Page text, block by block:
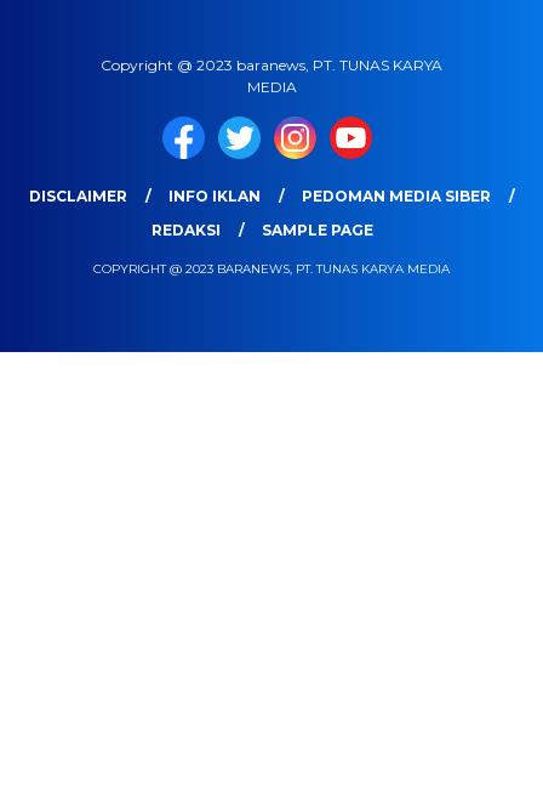
Copyright @ 2023 baranews, PT. TUNAS KARYA
MEDIA
DISCLAIMER INFO IKLAN
PEDOMAN MEDIA SIBER
REDAKSI
SAMPLE PAGE
COPYRIGHT @ 2023 BARANEWS, PT. TUNAS KARYA MEDIA